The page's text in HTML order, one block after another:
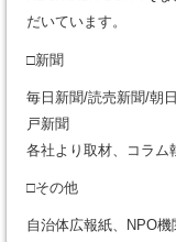
だいています。
□新聞
毎日新聞/読売新聞/朝
戸新聞
各社より取材、コラム
□その他
自治体広報紙、NPO